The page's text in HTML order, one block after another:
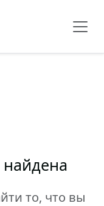
то, что вы